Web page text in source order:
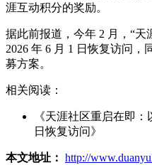
涯互动积分的奖励。
据此前报道，今年 2 月，“
2026 年 6 月 1 日恢复访问，
募方案。
相关阅读：
《天涯社区重启在即
日恢复访问》
本文地址： http://